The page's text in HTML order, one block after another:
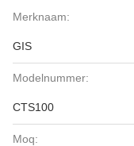
Merknaam:
GIS
Modelnummer:
CTS100
Moq: